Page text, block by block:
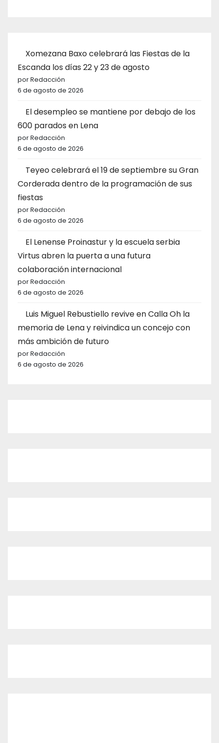
Xomezana Baxo celebrará las Fiestas de la
Escanda los días 22 y 23 de agosto
por Redacción
6 de agosto de 2026
El desempleo se mantiene por debajo de los
600 parados en Lena
por Redacción
6 de agosto de 2026
Teyeo celebrará el 19 de septiembre su Gran
Corderada dentro de la programación de sus
fiestas
por Redacción
6 de agosto de 2026
El Lenense Proinastur y la escuela serbia
Virtus abren la puerta a una futura
colaboración internacional
por Redacción
6 de agosto de 2026
Luis Miguel Rebustiello revive en Calla Oh la
memoria de Lena y reivindica un concejo con
más ambición de futuro
por Redacción
6 de agosto de 2026